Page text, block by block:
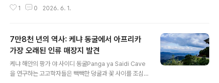
탄 지역에서 발견된 4,000년 된 청동기 시대 아동 두개골
장 오래된 수술 흔적이며, 아시아 전체에서도 가장 오래된
수술 사례 중 하나다.약 5세에 사망한 것으로 추정되는 이
아동 유골은 지난 4월에 발굴되었다.연구진은 번역된 성명
에서 시신이 약 3세 무렵에 사망한 다른 어린아이 시신과
함께 한 무덤에 묻혔다고 밝혔다.성명에 따르면 5세 아동
1 0 2026. 6. 1.
7만8천 년의 역사: 케냐 동굴에서 아프리카
가장 오래된 인류 매장지 발견
케냐 해안의 팡가 야 사이디 동굴Panga ya Saidi Cave
을 연구하는 고고학자들은 빽빽한 덩굴과 꽃 사이를 조심